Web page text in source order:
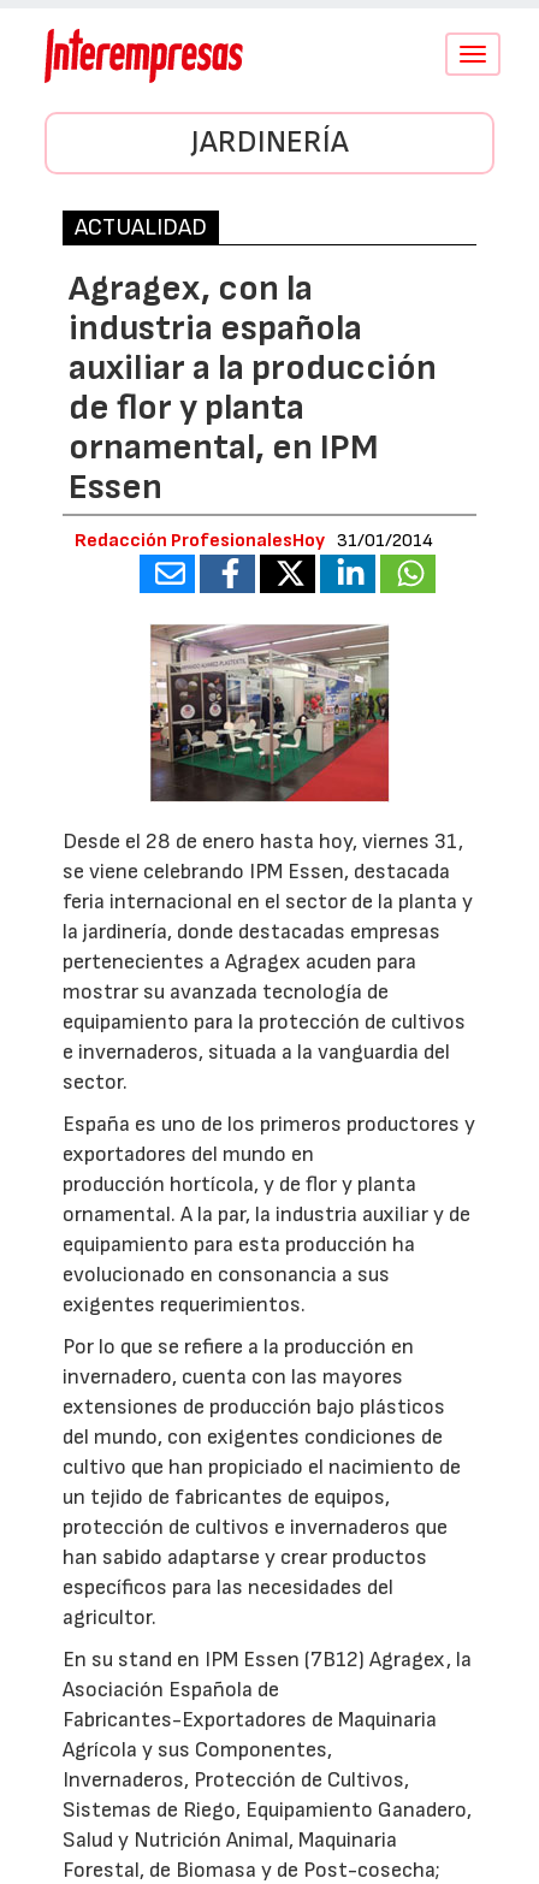
Conmutar
JARDINERÍA
ACTUALIDAD
Agragex, con la
industria española
auxiliar a la producción
de flor y planta
ornamental, en IPM
Essen
Redacción ProfesionalesHoy 31/01/2014
Desde el 28 de enero hasta hoy, viernes 31,
se viene celebrando IPM Essen, destacada
feria internacional en el sector de la planta y
la jardinería, donde destacadas empresas
pertenecientes a Agragex acuden para
mostrar su avanzada tecnología de
equipamiento para la protección de cultivos
e invernaderos, situada a la vanguardia del
sector.
España es uno de los primeros productores y
exportadores del mundo en
producción hortícola, y de flor y planta
ornamental. A la par, la industria auxiliar y de
equipamiento para esta producción ha
evolucionado en consonancia a sus
exigentes requerimientos.
Por lo que se refiere a la producción en
invernadero, cuenta con las mayores
extensiones de producción bajo plásticos
del mundo, con exigentes condiciones de
cultivo que han propiciado el nacimiento de
un tejido de fabricantes de equipos,
protección de cultivos e invernaderos que
han sabido adaptarse y crear productos
específicos para las necesidades del
agricultor.
En su stand en IPM Essen (7B12) Agragex, la
Asociación Española de
Fabricantes-Exportadores de Maquinaria
Agrícola y sus Componentes,
Invernaderos, Protección de Cultivos,
Sistemas de Riego, Equipamiento Ganadero,
Salud y Nutrición Animal, Maquinaria
Forestal, de Biomasa y de Post-cosecha;